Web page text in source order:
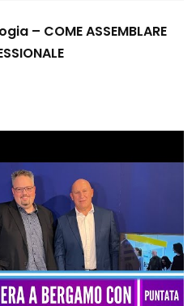
– COME ASSEMBLARE